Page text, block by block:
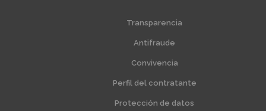
Transparencia
Antifraude
Convivencia
Perfil del contratante
Protección de datos